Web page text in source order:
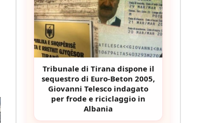
Tribunale di Tirana dispone il
sequestro di Euro-Beton 2005,
Giovanni Telesco indagato
per frode e riciclaggio in
Albania